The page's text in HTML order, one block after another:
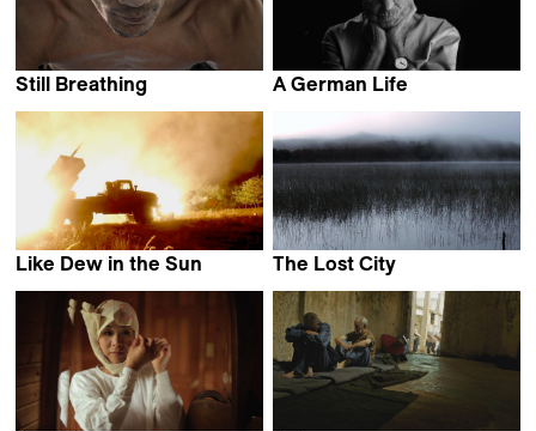
Still Breathing
A German Life
Florian Weigensamer,
Roland Schrotthofer & Olaf
S. Müller
Like Dew in the Sun
The Lost City